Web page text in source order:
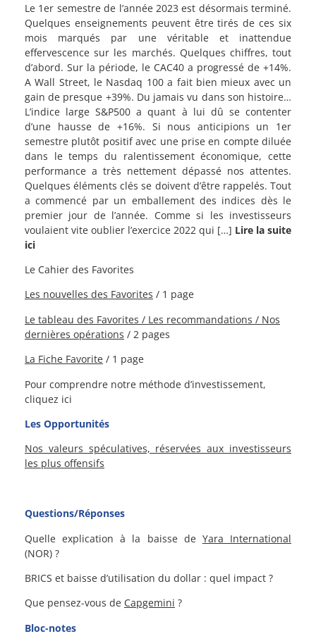
Le 1er semestre de l’année 2023 est désormais terminé.
Quelques enseignements peuvent être tirés de ces six
mois marqués par une véritable et inattendue
effervescence sur les marchés. Quelques chiffres, tout
d’abord. Sur la période, le CAC40 a progressé de +14%.
A Wall Street, le Nasdaq 100 a fait bien mieux avec un
gain de presque +39%. Du jamais vu dans son histoire…
L’indice large S&P500 a quant à lui dû se contenter
d’une hausse de +16%. Si nous anticipions un 1er
semestre plutôt positif avec une prise en compte diluée
dans le temps du ralentissement économique, cette
performance a très nettement dépassé nos attentes.
Quelques éléments clés se doivent d’être rappelés. Tout
a commencé par un emballement des indices dès le
premier jour de l’année. Comme si les investisseurs
voulaient vite oublier l’exercice 2022 qui […] Lire la suite
ici
Le Cahier des Favorites
Les nouvelles des Favorites / 1 page
Le tableau des Favorites / Les recommandations / Nos
dernières opérations / 2 pages
La Fiche Favorite / 1 page
Pour comprendre notre méthode d’investissement,
cliquez ici
Les Opportunités
Nos valeurs spéculatives, réservées aux investisseurs
les plus offensifs
Questions/Réponses
Quelle explication à la baisse de Yara International
(NOR) ?
BRICS et baisse d’utilisation du dollar : quel impact ?
Que pensez-vous de Capgemini ?
Bloc-notes